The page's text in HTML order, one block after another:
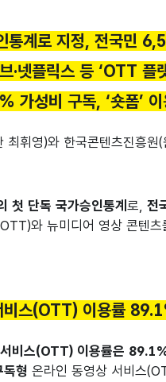
통계로 지정, 전국민
·넷플릭스 등 ‘OTT 플
가성비 구독, ‘숏폼’
최휘영)와 한국콘텐츠진흥
첫 단독 국가승인통계로,전
와 뉴미디어 영상 콘텐츠
스(OTT) 이용률
비스(OTT) 이용률은
형 온라인 동영상 서비스